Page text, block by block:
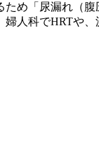
め「尿漏れ（
人科でHRTや